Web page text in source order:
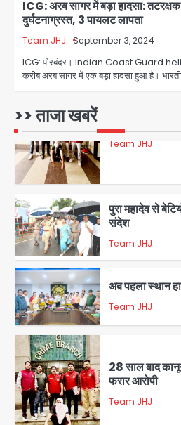
ICG: अरब सागर में बड़ा हादसा:
दुर्घटनाग्रस्त, 3 पायलट लापता
Team JHJ September 3, 2024
ICG: पोरबंदर। Indian Coast Guard
करीब अरब सागर में एक बड़ा हादसा हुआ है।
>> ताजा खबरें
Team JHJ
5
Team JHJ
1
पुरा महादेव से
संदेश
Team JHJ
2
अब पहला स्थान
Team JHJ
28 साल बाद
फरार आरोपी
Team JHJ